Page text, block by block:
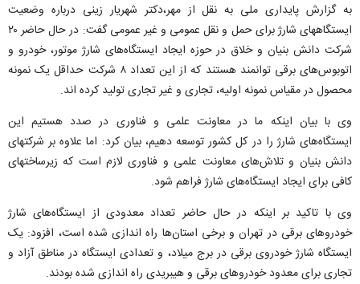
به گزارش پایداری ملی به نقل از مهر،دکتر شهریار زینی درباره وضعیت
ایستگاههای شارژ برای حمل و نقل عمومی و غیر عمومی گفت: در حال حاضر ۲۰
شرکت دانش بنیان و خلاق در حوزه ایجاد ایستگاه‌های شارژ موتور، خودرو و
اتوبوس‌های برقی توانمند هستند که از این تعداد ۸ شرکت حداقل یک نمونه
محصول در مقیاس نمونه اولیه، تجاری و غیر تجاری تولید کرده اند.
وی با بیان اینکه ما در معاونت علمی و فناوری در صدد هستیم این
ایستگاه‌های شارژ را در کل کشور توسعه دهیم، بیان کرد: اما علاوه بر شرکتهای
دانش بنیان و تلاش‌های معاونت علمی و فناوری لازم است که زیرساختهای
کافی برای ایجاد ایستگاه‌های شارژ فراهم شود.
وی با تاکید بر اینکه در حال حاضر تعداد معدودی از ایستگاه‌های شارژ
خودروهای برقی در تهران و برخی استان‌ها راه اندازی شده است، افزود: یک
ایستگاه شارژ خودروی برقی در برج میلاد، و تعدادی ایستگاه در مناطق آزاد و
تجاری برای معدود خودروهای برقی و هیبریدی راه اندازی شده بودند.